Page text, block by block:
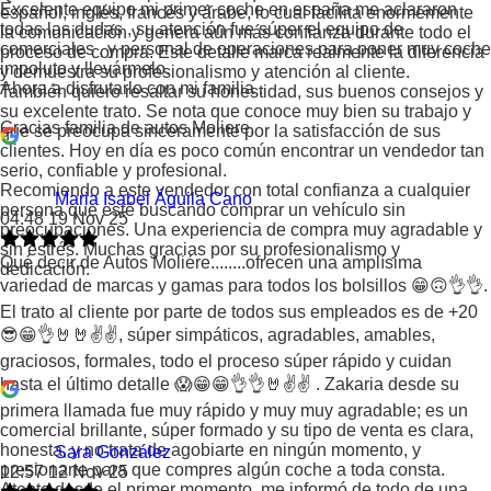
español, inglés, francés y árabe, lo cual facilita enormemente
la comunicación y genera aún más confianza durante todo el
proceso de compra. Este detalle marca realmente la diferencia
y demuestra su profesionalismo y atención al cliente.
También quiero resaltar su honestidad, sus buenos consejos y
su excelente trato. Se nota que conoce muy bien su trabajo y
que se preocupa sinceramente por la satisfacción de sus
clientes. Hoy en día es poco común encontrar un vendedor tan
serio, confiable y profesional.
Recomiendo a este vendedor con total confianza a cualquier
persona que esté buscando comprar un vehículo sin
preocupaciones. Una experiencia de compra muy agradable y
sin estrés. Muchas gracias por su profesionalismo y
dedicación.
Excelente equipo mi primer coche en españa me aclararon
todas las dudas , su atención fue súper el equipo de
comerciales , y personal de operaciones para poner muy coche
impoluto y llevármelo.
Ahora a disfrutarlo con mi familia .
Gracias familia de autos Moliere.
Maria Isabel Águila Cano
04:48 19 Nov 25
Qué decir de Autos Moliére........ofrecen una amplísima
variedad de marcas y gamas para todos los bolsillos 😁🙃👌👌.
El trato al cliente por parte de todos sus empleados es de +20
😎😁👌🤘🤘✌️✌️, súper simpáticos, agradables, amables,
graciosos, formales, todo el proceso súper rápido y cuidan
hasta el último detalle 😱😁😁👌👌🤘✌️✌️ . Zakaria desde su
primera llamada fue muy rápido y muy muy agradable; es un
comercial brillante, súper formado y su tipo de venta es clara,
honesta, y no trata de agobiarte en ningún momento, y
presionarte para que compres algún coche a toda consta.
Sara González
12:57 12 Nov 25